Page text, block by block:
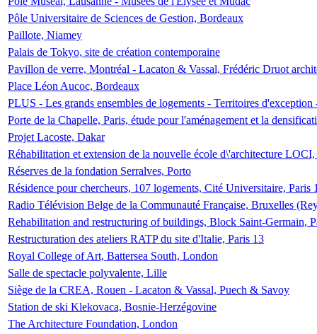
Pôle Universitaire de Sciences de Gestion, Bordeaux
Paillote, Niamey
Palais de Tokyo, site de création contemporaine
Pavillon de verre, Montréal - Lacaton & Vassal, Frédéric Druot
Place Léon Aucoc, Bordeaux
PLUS - Les grands ensembles de logements - Territoires
Porte de la Chapelle, Paris, étude pour l'aménagement et la
Projet Lacoste, Dakar
Réhabilitation et extension de la nouvelle école d\'architecture
Réserves de la fondation Serralves, Porto
Résidence pour chercheurs, 107 logements, Cité Universitaire, Paris
Radio Télévision Belge de la Communauté Française, Bruxelles
Rehabilitation and restructuring of buildings, Block Saint-Germain,
Restructuration des ateliers RATP du site d'Italie, Paris 13
Royal College of Art, Battersea South, London
Salle de spectacle polyvalente, Lille
Siège de la CREA, Rouen - Lacaton & Vassal, Puech & Savoy
Station de ski Klekovaca, Bosnie-Herzégovine
The Architecture Foundation, London